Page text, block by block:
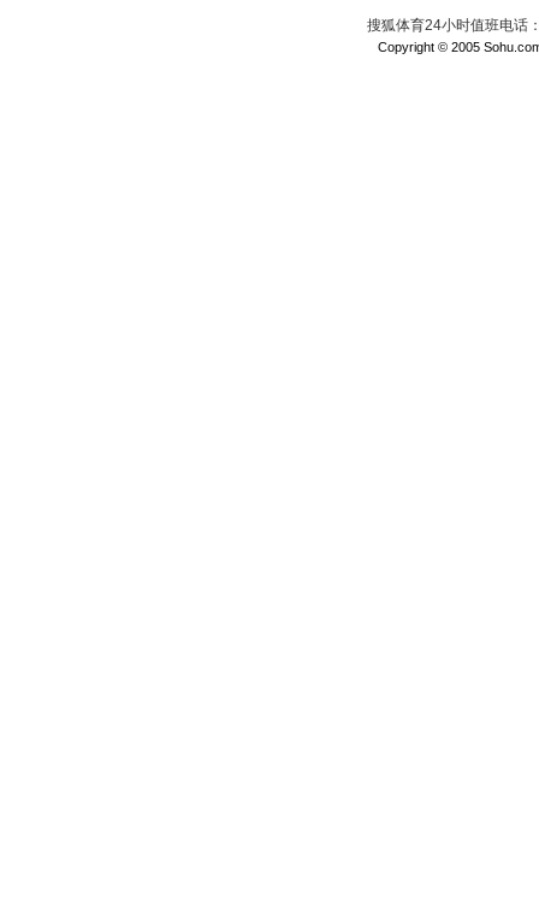
搜狐体育24小时值班电话
Copyright © 2005